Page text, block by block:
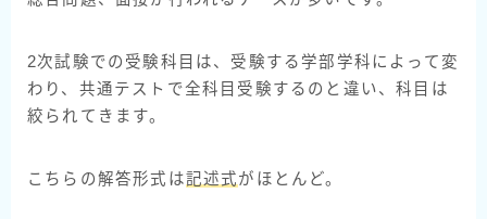
2次試験での受験科目は、受験する学部学科によって変
わり、共通テストで全科目受験するのと違い、科目は
絞られてきます。
こちらの解答形式は記述式がほとんど。